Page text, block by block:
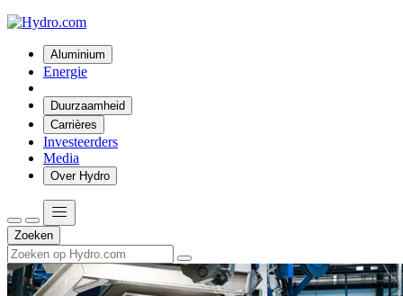
Aluminium
Energie
Duurzaamheid
Carrières
Investeerders
Media
Over Hydro
Zoeken